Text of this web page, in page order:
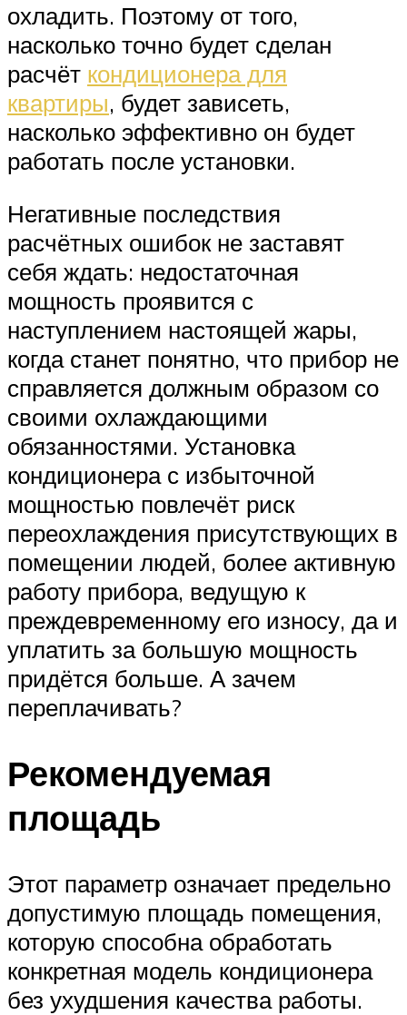
охладить. Поэтому от того,
насколько точно будет сделан
расчёт кондиционера для
квартиры, будет зависеть,
насколько эффективно он будет
работать после установки.
Негативные последствия
расчётных ошибок не заставят
себя ждать: недостаточная
мощность проявится с
наступлением настоящей жары,
когда станет понятно, что прибор не
справляется должным образом со
своими охлаждающими
обязанностями. Установка
кондиционера с избыточной
мощностью повлечёт риск
переохлаждения присутствующих в
помещении людей, более активную
работу прибора, ведущую к
преждевременному его износу, да и
уплатить за большую мощность
придётся больше. А зачем
переплачивать?
Рекомендуемая
площадь
Этот параметр означает предельно
допустимую площадь помещения,
которую способна обработать
конкретная модель кондиционера
без ухудшения качества работы.